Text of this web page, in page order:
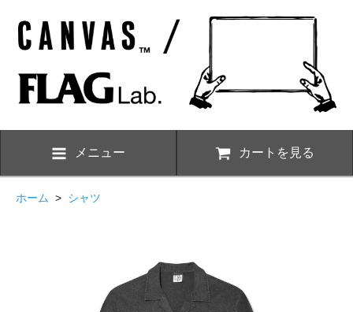
メニュー カートを見る
ホーム > シャツ